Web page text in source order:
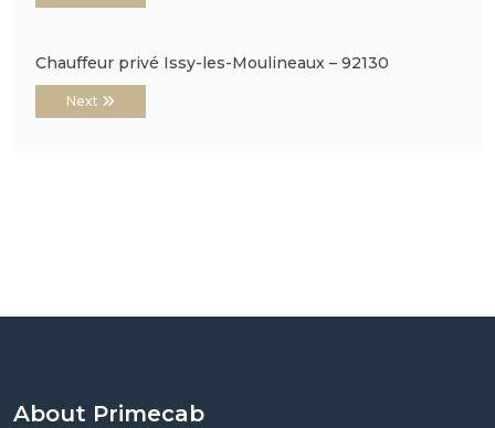
Chauffeur privé Issy-les-Moulineaux – 92130
Next
About Primecab